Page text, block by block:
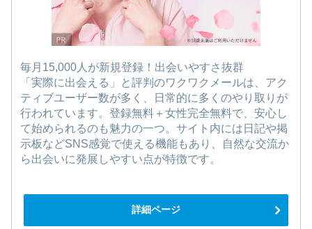
毎月15,000人が新規登録！出会いやすさ抜群
「実際に出会える」と評判のワクワクメールは、アク
ティブユーザー数が多く、日常的に多くのやり取りが
行われています。登録無料＋女性完全無料で、安心し
て始められるのも魅力の一つ。サイト内には日記や掲
示板などSNS感覚で使える機能もあり、自然な交流か
ら出会いに発展しやすい点が特徴です。
詳細ページ